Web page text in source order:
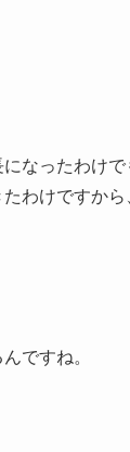
なったわけ
わけですか
ですね。